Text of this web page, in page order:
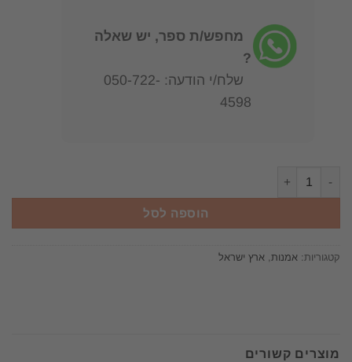
מחפש/ת ספר, יש שאלה
?
שלח/י הודעה: 050-722-
4598
הוספה לסל
קטגוריות: אמנות ארץ ישראל
מוצרים קשורים